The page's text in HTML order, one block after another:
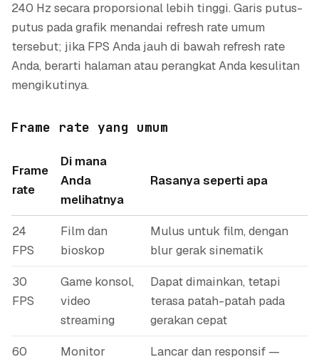
240 Hz secara proporsional lebih tinggi. Garis putus-
putus pada grafik menandai refresh rate umum
tersebut; jika FPS Anda jauh di bawah refresh rate
Anda, berarti halaman atau perangkat Anda kesulitan
mengikutinya.
Frame rate yang umum
Frame
rate
Di mana
Anda
melihatnya
Rasanya seperti apa
24
FPS
Film dan
bioskop
Mulus untuk film, dengan
blur gerak sinematik
30
FPS
Game konsol,
video
streaming
Dapat dimainkan, tetapi
terasa patah-patah pada
gerakan cepat
60
Monitor
Lancar dan responsif —